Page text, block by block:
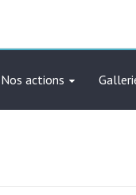
Nos actions